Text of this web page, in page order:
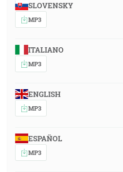
SLOVENSKY
MP3
ITALIANO
MP3
ENGLISH
MP3
ESPAÑOL
MP3